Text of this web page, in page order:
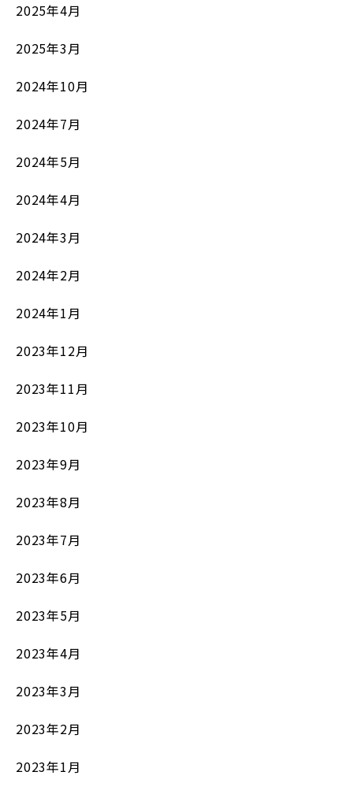
2025年4月
2025年3月
2024年10月
2024年7月
2024年5月
2024年4月
2024年3月
2024年2月
2024年1月
2023年12月
2023年11月
2023年10月
2023年9月
2023年8月
2023年7月
2023年6月
2023年5月
2023年4月
2023年3月
2023年2月
2023年1月